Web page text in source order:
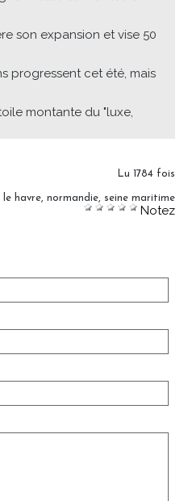
son expansion et vise 50
progressent cet été, mais
montante du "luxe,
Lu 1784 fois
le havre normandie seine maritime
Notez